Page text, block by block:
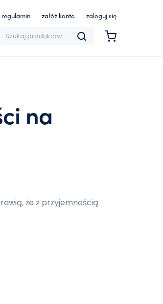
regulamin załóż konto zaloguj się
Szukaj:
na
wynosiła: 238 zł.
cena wynosi: 199
że z przyjemnością